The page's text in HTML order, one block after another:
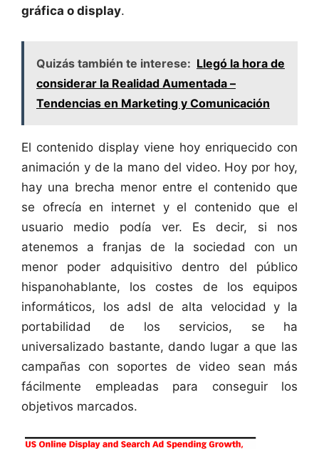
gráfica o display.
Quizás también te interese: Llegó la hora de
considerar la Realidad Aumentada –
Tendencias en Marketing y Comunicación
El contenido display viene hoy enriquecido con
animación y de la mano del video. Hoy por hoy,
hay una brecha menor entre el contenido que
se ofrecía en internet y el contenido que el
usuario medio podía ver. Es decir, si nos
atenemos a franjas de la sociedad con un
menor poder adquisitivo dentro del público
hispanohablante, los costes de los equipos
informáticos, los adsl de alta velocidad y la
portabilidad de los servicios, se ha
universalizado bastante, dando lugar a que las
campañas con soportes de video sean más
fácilmente empleadas para conseguir los
objetivos marcados.